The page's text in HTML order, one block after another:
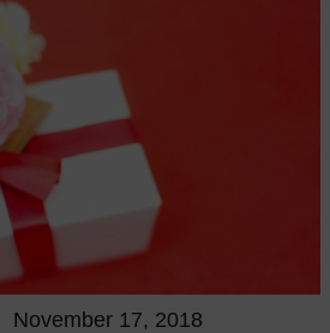
November 17, 2018